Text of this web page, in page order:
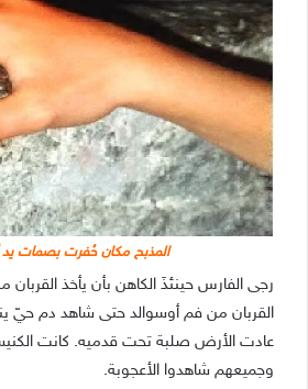
المذبح مكان حُفرت بصمات يد
رجى الفارس حينئذَ الكاهن بأن يأخذ
القربان من فم أوسوالد حتى شاهد دم حيّ
عادت الأرض صلبة تحت قدميه. كانت
وجميعهم شاهدوا الأعجوبة.